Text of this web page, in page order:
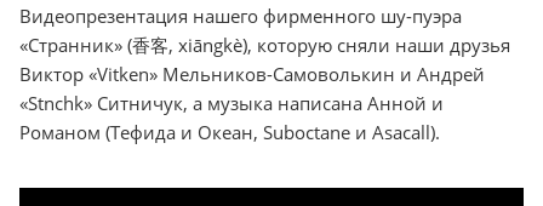
Видеопрезентация нашего фирменного шу-пуэра
«Странник» (香客, xiāngkè), которую сняли наши друзья
Виктор «Vitken» Мельников-Самоволькин и Андрей
«Stnchk» Ситничук, а музыка написана Анной и
Романом (Тефида и Океан, Suboctane и Asacall).